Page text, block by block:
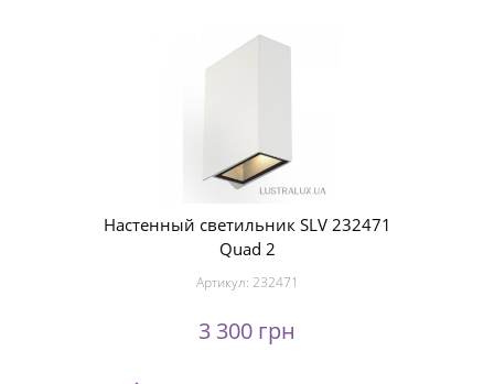
Настенный светильник SLV 232471
Quad 2
Артикул: 232471
3 300 грн